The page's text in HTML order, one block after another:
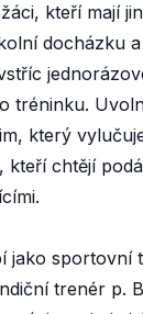
kteří mají
docházku
tréninku.
který
kteří chtějí
jako
trenér p.